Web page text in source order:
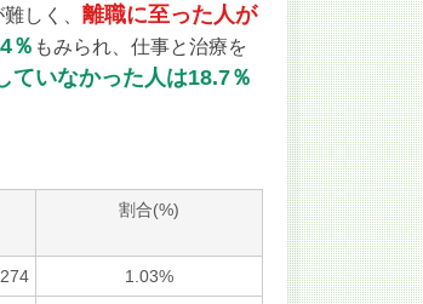
しく、 離職に至った人が
％ もみられ、仕事と治療を
ていなかった人は18.7％
割合(%)
1.03%